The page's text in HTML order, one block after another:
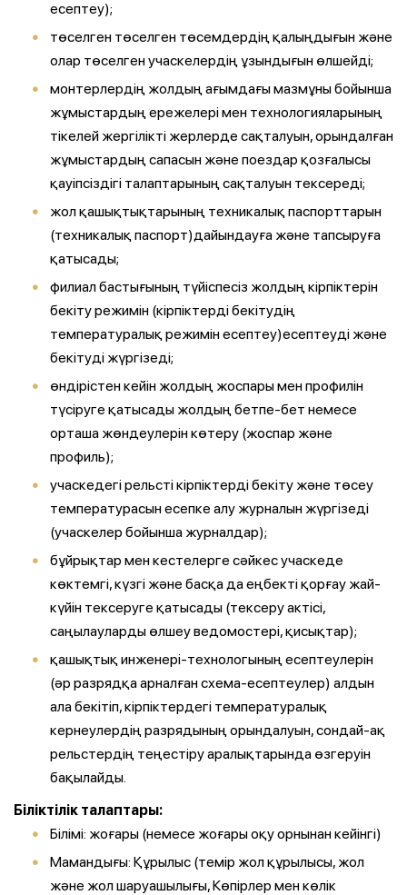
есептеу);
төселген төселген төсемдердің қалыңдығын және
олар төселген учаскелердің ұзындығын өлшейді;
монтерлердің жолдың ағымдағы мазмұны бойынша
жұмыстардың ережелері мен технологияларының
тікелей жергілікті жерлерде сақталуын, орындалған
жұмыстардың сапасын және поездар қозғалысы
қауіпсіздігі талаптарының сақталуын тексереді;
жол қашықтықтарының техникалық паспорттарын
(техникалық паспорт)дайындауға және тапсыруға
қатысады;
филиал бастығының түйіспесіз жолдың кірпіктерін
бекіту режимін (кірпіктерді бекітудің
температуралық режимін есептеу)есептеуді және
бекітуді жүргізеді;
өндірістен кейін жолдың жоспары мен профилін
түсіруге қатысады жолдың бетпе-бет немесе
орташа жөндеулерін көтеру (жоспар және
профиль);
учаскедегі рельсті кірпіктерді бекіту және төсеу
температурасын есепке алу журналын жүргізеді
(учаскелер бойынша журналдар);
бұйрықтар мен кестелерге сәйкес учаскеде
көктемгі, күзгі және басқа да еңбекті қорғау жай-
күйін тексеруге қатысады (тексеру актісі,
саңылауларды өлшеу ведомостері, қисықтар);
қашықтық инженері-технологының есептеулерін
(әр разрядқа арналған схема-есептеулер) алдын
ала бекітіп, кірпіктердегі температуралық
кернеулердің разрядының орындалуын, сондай-ақ
рельстердің теңестіру аралықтарында өзгеруін
бақылайды.
Біліктілік талаптары:
Білімі: жоғары (немесе жоғары оқу орнынан кейінгі)
Мамандығы: Құрылыс (темір жол құрылысы, жол
және жол шаруашылығы, Көпірлер мен көлік